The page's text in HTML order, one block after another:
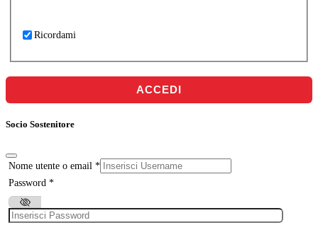
Ricordami
ACCEDI
Socio Sostenitore
Nome utente o email *
Password *